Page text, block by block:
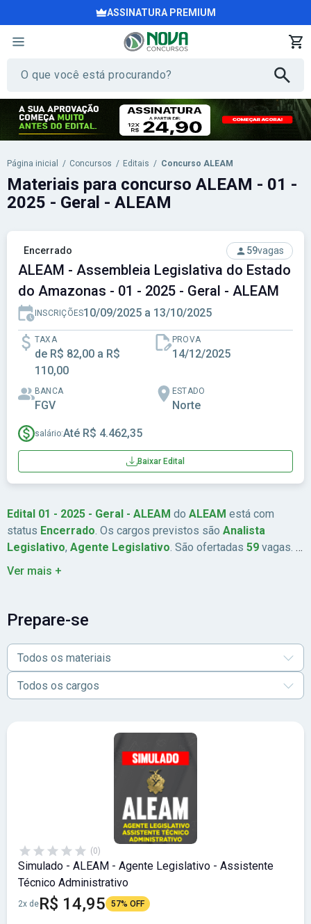
ASSINATURA PREMIUM
Página inicial / Concursos / Editais / Concurso ALEAM
Encerrado 59vagas
ALEAM - Assembleia Legislativa do Estado
do Amazonas - 01 - 2025 - Geral - ALEAM
INSCRIÇÕES10/09/2025 a 13/10/2025
TAXA
de R$ 82,00 a R$
110,00
PROVA
14/12/2025
BANCA
FGV
ESTADO
Norte
salário:Até R$ 4.462,35
Baixar Edital
Materiais para concurso ALEAM - 01 -
2025 - Geral - ALEAM
Edital 01 - 2025 - Geral - ALEAM do ALEAM está com
status Encerrado. Os cargos previstos são Analista
Legislativo, Agente Legislativo. São ofertadas 59 vagas. A
remuneração chega a
éde R$ 82,00 a R$ 110,00
Ver mais +
Prepare-se
Todos os materiais
Todos os cargos
(0)
Simulado - ALEAM - Agente Legislativo - Assistente
Técnico Administrativo
2x deR$ 14,95 57% OFF